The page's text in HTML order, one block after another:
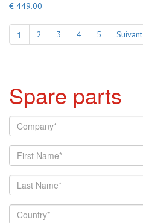
€ 449.00
1 2 3 4 5 Suivant
Spare parts